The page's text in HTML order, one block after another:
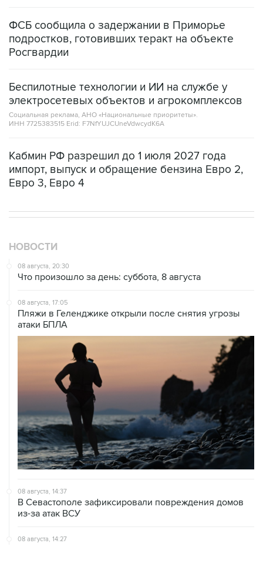
ФСБ сообщила о задержании в Приморье
подростков, готовивших теракт на объекте
Росгвардии
Беспилотные технологии и ИИ на службе у
электросетевых объектов и агрокомплексов
Социальная реклама, АНО «Национальные приоритеты».
ИНН 7725383515 Erid: F7NfYUJCUneVdwcydK6A
Кабмин РФ разрешил до 1 июля 2027 года
импорт, выпуск и обращение бензина Евро 2,
Евро 3, Евро 4
НОВОСТИ
08 августа, 20:30
Что произошло за день: суббота, 8 августа
08 августа, 17:05
Пляжи в Геленджике открыли после снятия угрозы
атаки БПЛА
08 августа, 14:37
В Севастополе зафиксировали повреждения домов
из-за атак ВСУ
08 августа, 14:27